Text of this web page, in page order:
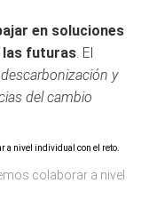
en soluciones
las futuras. El
y
del cambio
colaborar a nivel